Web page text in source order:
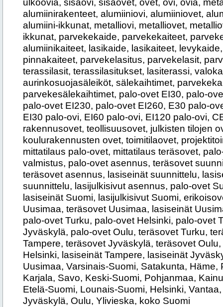
alumiinirakenteet, alumiiniovi, alumiiniovet,
alumiini-ikkunat, metalliovi, metalliovet,
ikkunat, parvekekaide, parvekekaiteet,
alumiinikaiteet, lasikaide, lasikaiteet,
pinnakaiteet, parvekelasitus, parvekelasit,
terassilasit, terassilasitukset, lasiterassi,
aurinkosuojasäleiköt, sälekaihtimet,
parvekesälekaihtimet, palo-ovet EI30, palo-
palo-ovet EI230, palo-ovet EI260, E30 palo-
EI30 palo-ovi, EI60 palo-ovi, EI120 palo-ovi,
rakennusovet, teollisuusovet, julkisten tilojen
koulurakennusten ovet, toimitilaovet,
mittatilaus palo-ovet, mittatilaus teräsovet,
valmistus, palo-ovet asennus, teräsovet
teräsovet asennus, lasiseinät suunnittelu,
suunnittelu, lasijulkisivut asennus, palo-ovet
lasiseinät Suomi, lasijulkisivut Suomi,
Uusimaa, teräsovet Uusimaa, lasiseinät
palo-ovet Turku, palo-ovet Helsinki, palo-ovet
Jyväskylä, palo-ovet Oulu, teräsovet Turku,
Tampere, teräsovet Jyväskylä, teräsovet
Helsinki, lasiseinät Tampere, lasiseinät
Uusimaa, Varsinais-Suomi, Satakunta,
Karjala, Savo, Keski-Suomi, Pohjanmaa,
Etelä-Suomi, Lounais-Suomi, Helsinki,
Jyväskylä, Oulu, Ylivieska, koko Suomi